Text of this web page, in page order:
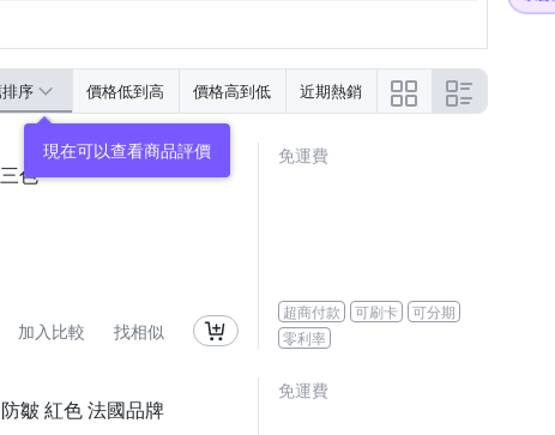
序 價格低到高 價格高到低 近期熱銷
色
加入比較 找相似
免運費
超商付款 可刷卡
可分期
零利率
皺 紅色 法國品牌
免運費